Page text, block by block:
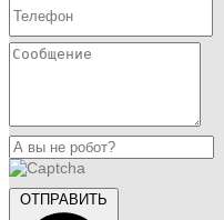
ОТПРАВИТЬ